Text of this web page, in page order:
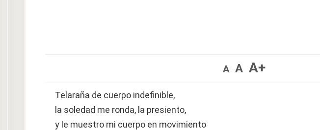
A A A+
Telaraña de cuerpo indefinible,
la soledad me ronda, la presiento,
y le muestro mi cuerpo en movimiento